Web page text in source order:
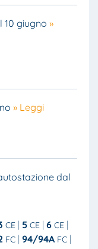
10 giugno »
» Leggi
dal
CE 5 CE 6 CE
FC 94/94A FC